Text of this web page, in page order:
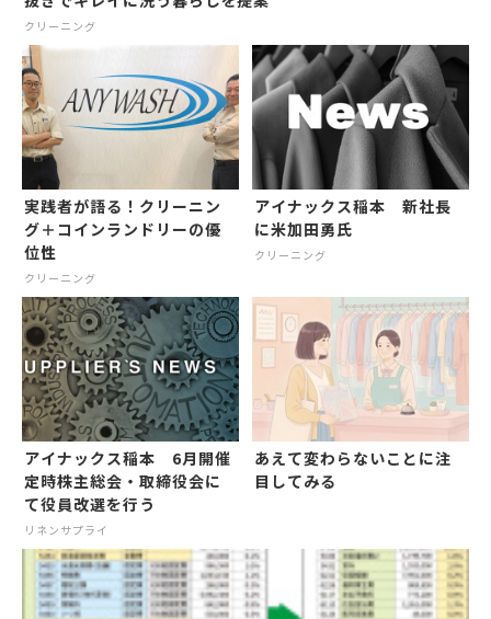
クリーニング
実践者が語る！クリーニン
グ＋コインランドリーの優
位性
クリーニング
アイナックス稲本 新社長
に米加田勇氏
クリーニング
アイナックス稲本 6月開催
定時株主総会・取締役会に
て役員改選を行う
リネンサプライ
あえて変わらないことに注
目してみる